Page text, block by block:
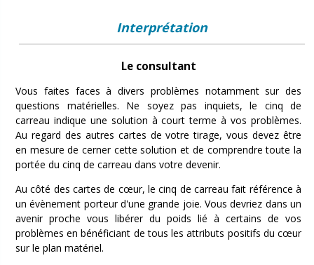
Interprétation
Le consultant
Vous faites faces à divers problèmes notamment sur des
questions matérielles. Ne soyez pas inquiets, le cinq de
carreau indique une solution à court terme à vos problèmes.
Au regard des autres cartes de votre tirage, vous devez être
en mesure de cerner cette solution et de comprendre toute la
portée du cinq de carreau dans votre devenir.
Au côté des cartes de cœur, le cinq de carreau fait référence à
un évènement porteur d'une grande joie. Vous devriez dans un
avenir proche vous libérer du poids lié à certains de vos
problèmes en bénéficiant de tous les attributs positifs du cœur
sur le plan matériel.